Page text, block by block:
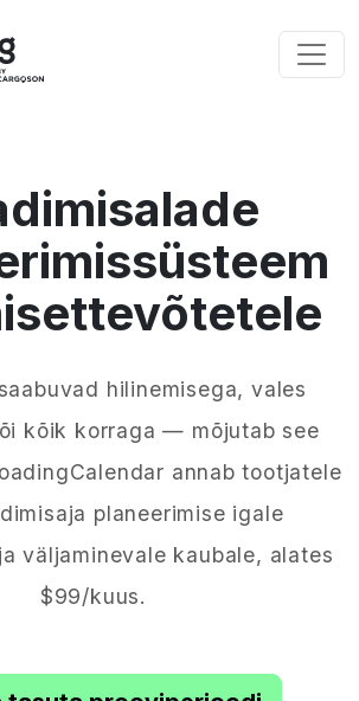
hilinemisega, vales
kõik korraga — mõjutab see
annab tootjatele
planeerimise igale
väljaminevale kaubale, alates
$99/kuus.